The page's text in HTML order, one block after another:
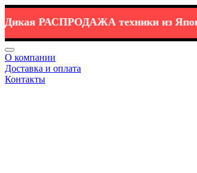
РАСПРОДАЖАтехникииз Японии":
О компании
Доставка и оплата
Контакты